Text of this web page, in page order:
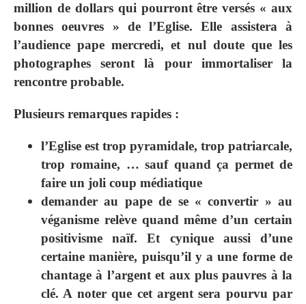
million de dollars qui pourront être versés « aux
bonnes oeuvres » de l’Eglise. Elle assistera à
l’audience pape mercredi, et nul doute que les
photographes seront là pour immortaliser la
rencontre probable.
Plusieurs remarques rapides :
l’Eglise est trop pyramidale, trop patriarcale,
trop romaine, … sauf quand ça permet de
faire un joli coup médiatique
demander au pape de se « convertir » au
véganisme relève quand même d’un certain
positivisme naïf. Et cynique aussi d’une
certaine manière, puisqu’il y a une forme de
chantage à l’argent et aux plus pauvres à la
clé. A noter que cet argent sera pourvu par